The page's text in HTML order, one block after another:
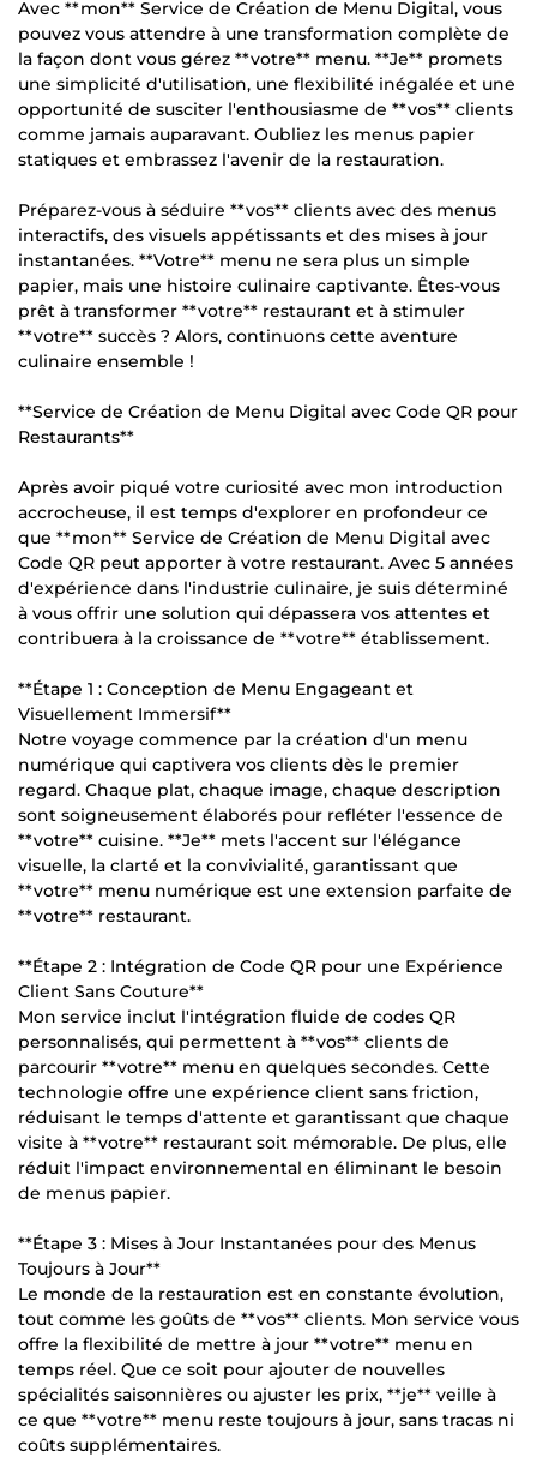
Avec **mon** Service de Création de Menu Digital, vous
pouvez vous attendre à une transformation complète de
la façon dont vous gérez **votre** menu. **Je** promets
une simplicité d'utilisation, une flexibilité inégalée et une
opportunité de susciter l'enthousiasme de **vos** clients
comme jamais auparavant. Oubliez les menus papier
statiques et embrassez l'avenir de la restauration.
Préparez-vous à séduire **vos** clients avec des menus
interactifs, des visuels appétissants et des mises à jour
instantanées. **Votre** menu ne sera plus un simple
papier, mais une histoire culinaire captivante. Êtes-vous
prêt à transformer **votre** restaurant et à stimuler
**votre** succès ? Alors, continuons cette aventure
culinaire ensemble !
**Service de Création de Menu Digital avec Code QR pour
Restaurants**
Après avoir piqué votre curiosité avec mon introduction
accrocheuse, il est temps d'explorer en profondeur ce
que **mon** Service de Création de Menu Digital avec
Code QR peut apporter à votre restaurant. Avec 5 années
d'expérience dans l'industrie culinaire, je suis déterminé
à vous offrir une solution qui dépassera vos attentes et
contribuera à la croissance de **votre** établissement.
**Étape 1 : Conception de Menu Engageant et
Visuellement Immersif**
Notre voyage commence par la création d'un menu
numérique qui captivera vos clients dès le premier
regard. Chaque plat, chaque image, chaque description
sont soigneusement élaborés pour refléter l'essence de
**votre** cuisine. **Je** mets l'accent sur l'élégance
visuelle, la clarté et la convivialité, garantissant que
**votre** menu numérique est une extension parfaite de
**votre** restaurant.
**Étape 2 : Intégration de Code QR pour une Expérience
Client Sans Couture**
Mon service inclut l'intégration fluide de codes QR
personnalisés, qui permettent à **vos** clients de
parcourir **votre** menu en quelques secondes. Cette
technologie offre une expérience client sans friction,
réduisant le temps d'attente et garantissant que chaque
visite à **votre** restaurant soit mémorable. De plus, elle
réduit l'impact environnemental en éliminant le besoin
de menus papier.
**Étape 3 : Mises à Jour Instantanées pour des Menus
Toujours à Jour**
Le monde de la restauration est en constante évolution,
tout comme les goûts de **vos** clients. Mon service vous
offre la flexibilité de mettre à jour **votre** menu en
temps réel. Que ce soit pour ajouter de nouvelles
spécialités saisonnières ou ajuster les prix, **je** veille à
ce que **votre** menu reste toujours à jour, sans tracas ni
coûts supplémentaires.